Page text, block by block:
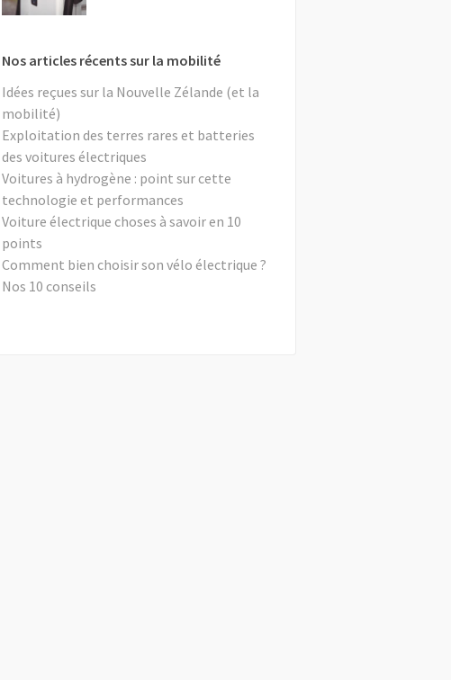
Nos articles récents sur la mobilité
Idées reçues sur la Nouvelle Zélande (et la
mobilité)
Exploitation des terres rares et batteries
des voitures électriques
Voitures à hydrogène : point sur cette
technologie et performances
Voiture électrique choses à savoir en 10
points
Comment bien choisir son vélo électrique ?
Nos 10 conseils